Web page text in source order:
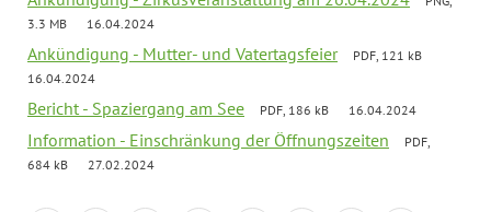
3.3 MB
16.04.2024
Ankündigung - Mutter- und Vatertagsfeier
PDF, 121 kB
16.04.2024
Bericht - Spaziergang am See PDF, 186 kB 16.04.2024
Information - Einschränkung der Öffnungszeiten
PDF,
684 kB
27.02.2024